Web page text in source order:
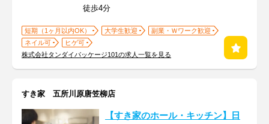
徒歩4分
短期（1ヶ月以内OK） 大学生歓迎
副業・Ｗワーク歓迎
ネイル可
ヒゲ可
株式会社タンダイパッケージ101の求人一覧を見る
すき家 五所川原唐笠柳店
【すき家のホール・キッチン】日